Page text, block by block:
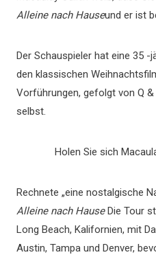
Alleine nach Hauseund er ist
Der Schauspieler hat eine 35
den klassischen
Vorführungen, gefolgt von Q
selbst.
Holen Sie sich
Rechnete „eine nostalgische
Alleine nach HauseDie Tour
Long Beach, Kalifornien, mit
Austin, Tampa und Denver,